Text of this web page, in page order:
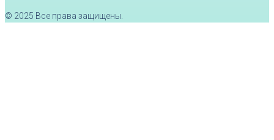
© 2025 Все права защищены.